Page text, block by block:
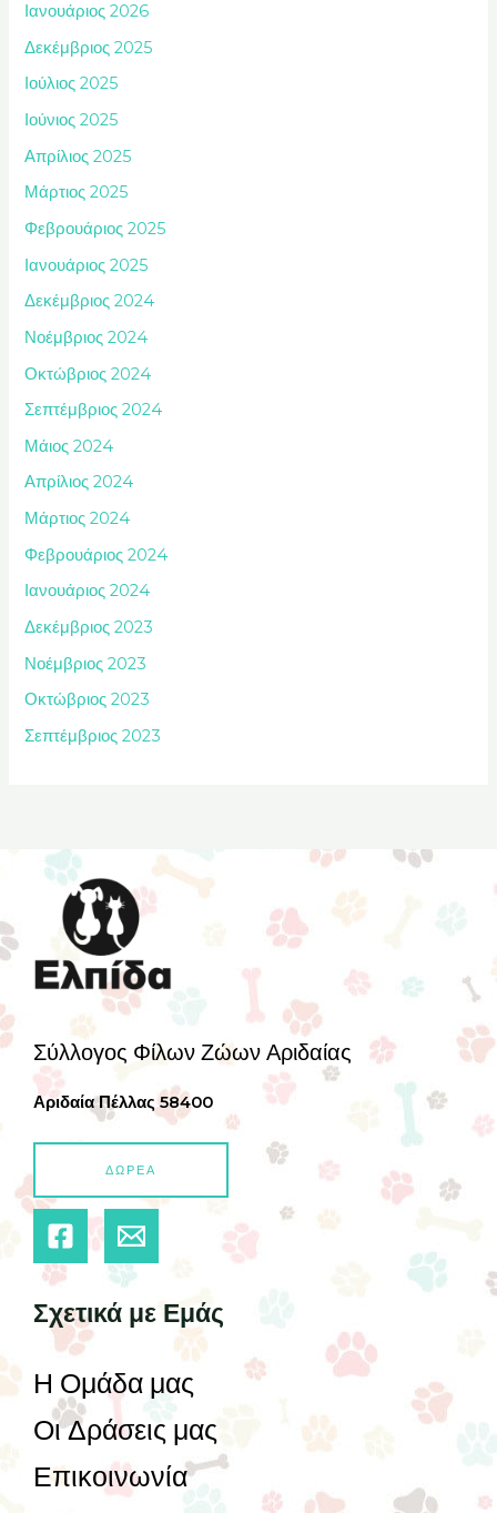
Ιανουάριος 2026
Δεκέμβριος 2025
Ιούλιος 2025
Ιούνιος 2025
Απρίλιος 2025
Μάρτιος 2025
Φεβρουάριος 2025
Ιανουάριος 2025
Δεκέμβριος 2024
Νοέμβριος 2024
Οκτώβριος 2024
Σεπτέμβριος 2024
Μάιος 2024
Απρίλιος 2024
Μάρτιος 2024
Φεβρουάριος 2024
Ιανουάριος 2024
Δεκέμβριος 2023
Νοέμβριος 2023
Οκτώβριος 2023
Σεπτέμβριος 2023
Σύλλογος Φίλων Ζώων Αριδαίας
Αριδαία Πέλλας 58400
ΔΩΡΕΑ
Σχετικά με Εμάς
Η Ομάδα μας
Οι Δράσεις μας
Επικοινωνία